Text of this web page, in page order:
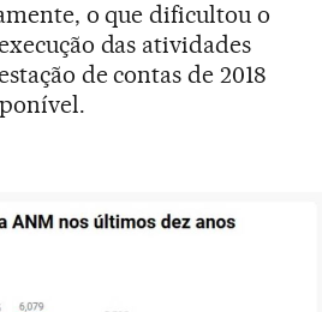
o que dificultou o
das atividades
de contas de 2018